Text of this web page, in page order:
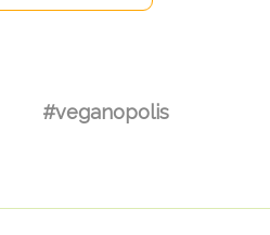
#veganopolis